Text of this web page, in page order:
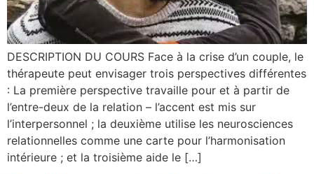
DESCRIPTION DU COURS Face à la crise d’un couple, le
thérapeute peut envisager trois perspectives différentes
: La première perspective travaille pour et à partir de
l’entre-deux de la relation – l’accent est mis sur
l’interpersonnel ; la deuxième utilise les neurosciences
relationnelles comme une carte pour l’harmonisation
intérieure ; et la troisième aide le […]